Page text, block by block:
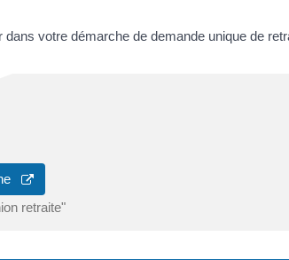
votre démarche de demande unique de
retraite"